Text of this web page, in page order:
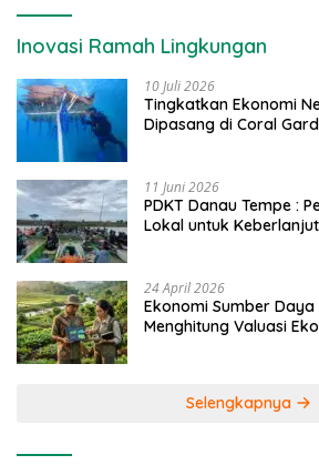
Inovasi Ramah Lingkungan
10 Juli 2026
Tingkatkan Ekonomi
Dipasang di Coral
11 Juni 2026
PDKT Danau Tempe :
Lokal untuk
24 April 2026
Ekonomi Sumber Daya
Menghitung Valuasi
Selengkapnya